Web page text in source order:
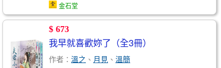
金石堂
$ 673
我早就喜歡妳了（全3冊）
作者： 溫之 、 月見 、 溫簡